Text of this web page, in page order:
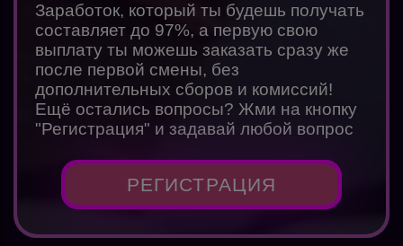
Заработок, который ты будешь получать
составляет до 97%, а первую свою
выплату ты можешь заказать сразу же
после первой смены, без
дополнительных сборов и комиссий!
Ещё остались вопросы? Жми на кнопку
"Регистрация" и задавай любой вопрос
РЕГИСТРАЦИЯ